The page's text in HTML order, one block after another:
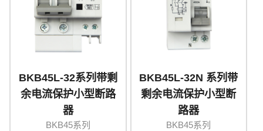
BKB45L-32系列带剩
余电流保护小型断路
器
BKB45系列
BKB45L-32N 系列带
剩余电流保护小型断
路器
BKB45系列